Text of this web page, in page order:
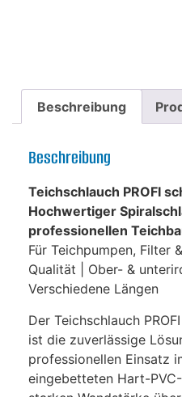
Beschreibung
Beschreibung
Teichschlauch PROFI
Hochwertiger
professionellen
Für Teichpumpen, Filter
Qualität | Ober- &
Verschiedene Längen
Der Teichschlauch
ist die zuverlässige
professionellen Einsatz
eingebetteten Hart-